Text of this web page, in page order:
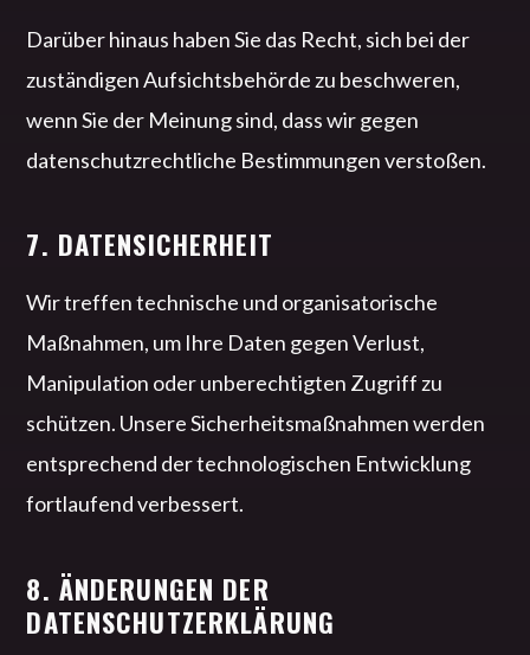
Darüber hinaus haben Sie das Recht, sich bei der
zuständigen Aufsichtsbehörde zu beschweren,
wenn Sie der Meinung sind, dass wir gegen
datenschutzrechtliche Bestimmungen verstoßen.
7. DATENSICHERHEIT
Wir treffen technische und organisatorische
Maßnahmen, um Ihre Daten gegen Verlust,
Manipulation oder unberechtigten Zugriff zu
schützen. Unsere Sicherheitsmaßnahmen werden
entsprechend der technologischen Entwicklung
fortlaufend verbessert.
8. ÄNDERUNGEN DER
DATENSCHUTZERKLÄRUNG